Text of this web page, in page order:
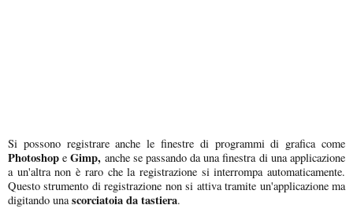
Si possono registrare anche le finestre di programmi di grafica come
Photoshop e Gimp, anche se passando da una finestra di una applicazione
a un'altra non è raro che la registrazione si interrompa automaticamente.
Questo strumento di registrazione non si attiva tramite un'applicazione ma
digitando unascorciatoia da tastiera.